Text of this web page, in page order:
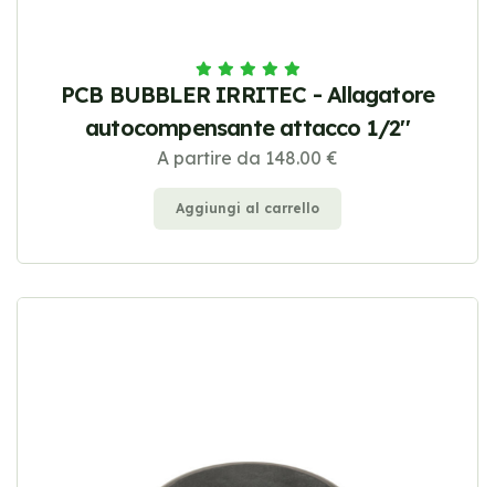
PCB BUBBLER IRRITEC - Allagatore
autocompensante attacco 1/2''
A partire da 148.00 €
Aggiungi al carrello